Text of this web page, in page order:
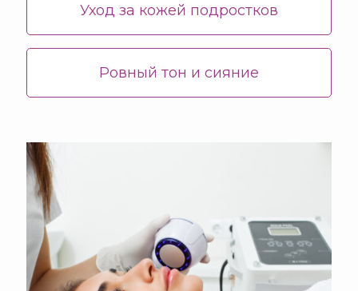
Уход за кожей подростков
Ровный тон и сияние